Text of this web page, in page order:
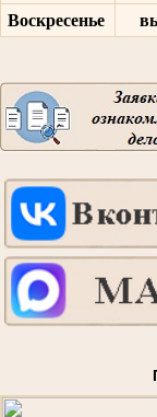
Воскресенье